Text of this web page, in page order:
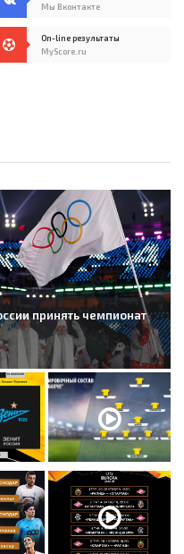
Мы Вконтакте
On-line результаты
MyScore.ru
принять чемпионат